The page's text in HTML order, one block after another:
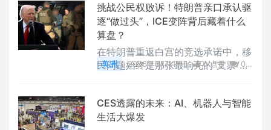
日益高涨的怒火。
挑战公民权败诉！特朗普亲口承认驱
逐“做过头”，ICE变阵背后藏着什么
算盘？
在特朗普重返白宫的竞选承诺中，移
民问题始终是那张最响亮的“支票”。
迫在法律、民意和即将到来的中期选
举面前，放慢他那浩浩荡荡的驱逐脚
美洲 2026年04月17日 0 点赞
0
CES透露的未来：AI、机器人与智能
生活大爆发